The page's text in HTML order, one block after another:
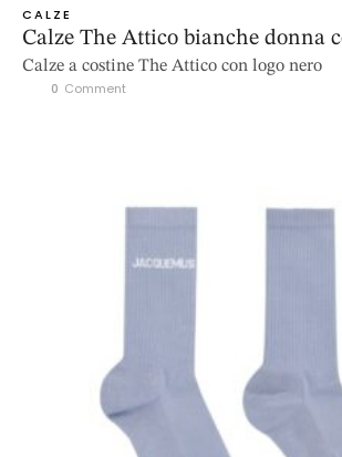
CALZE
Calze The Attico bianche donna
Calze a costine The Attico con logo nero
0 Comment